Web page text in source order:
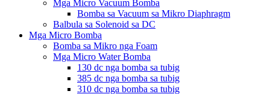
Mga Micro Vacuum Bomba
Bomba sa Vacuum sa Mikro Diaphragm
Balbula sa Solenoid sa DC
Mga Micro Bomba
Bomba sa Mikro nga Foam
Mga Micro Water Bomba
130 dc nga bomba sa tubig
385 dc nga bomba sa tubig
310 dc nga bomba sa tubig